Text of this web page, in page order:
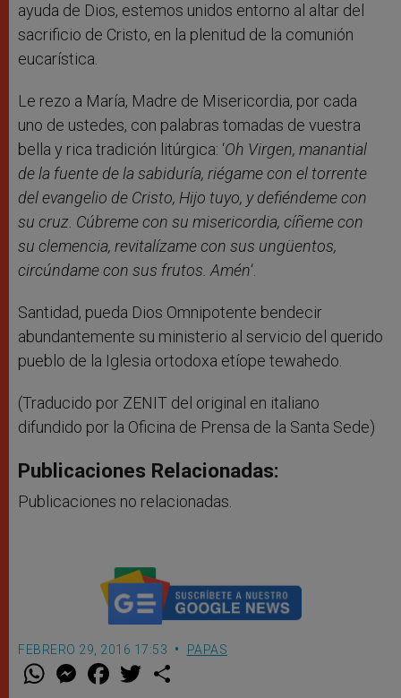
ayuda de Dios, estemos unidos entorno al altar del
sacrificio de Cristo, en la plenitud de la comunión
eucarística.
Le rezo a María, Madre de Misericordia, por cada
uno de ustedes, con palabras tomadas de vuestra
bella y rica tradición litúrgica: ‘Oh Virgen, manantial
de la fuente de la sabiduría, riégame con el torrente
del evangelio de Cristo, Hijo tuyo, y defiéndeme con
su cruz. Cúbreme con su misericordia, cíñeme con
su clemencia, revitalízame con sus ungüentos,
circúndame con sus frutos. Amén‘.
Santidad, pueda Dios Omnipotente bendecir
abundantemente su ministerio al servicio del querido
pueblo de la Iglesia ortodoxa etíope tewahedo.
(Traducido por ZENIT del original en italiano
difundido por la Oficina de Prensa de la Santa Sede)
Publicaciones Relacionadas:
Publicaciones no relacionadas.
FEBRERO 29, 2016 17:53 PAPAS
W M
e
F
a w